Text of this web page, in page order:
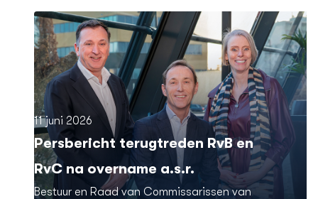
11 juni 2026
Persbericht terugtreden RvB en
RvC na overname a.s.r.
Bestuur en Raad van Commissarissen van